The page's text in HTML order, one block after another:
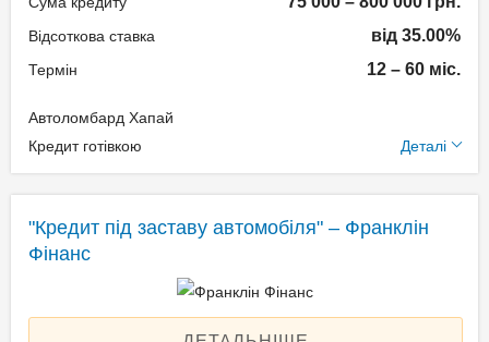
підтвердження доходу
авто;
Вік позичальника
Відсоткова ставка від 35.00%
Термін 12 – 60 міс.
Автоломбард Хапай
Кредит готівкою
Деталі
Одноразова комісія: 1,5%
Щомісячна комісія: 0.00%
Дострокове погашення:
"Кредит під заставу автомобіля" – Франклін
Фінанс